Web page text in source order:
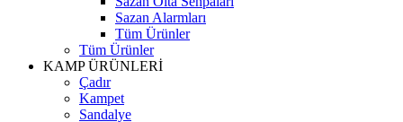
Sazan Alarmları
Tüm Ürünler
Tüm Ürünler
KAMP ÜRÜNLERİ
Çadır
Kampet
Sandalye